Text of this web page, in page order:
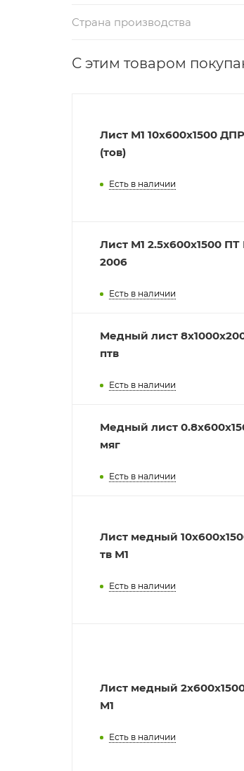
Страна производства
С этим товаром
Лист М1 10х600х1500
(тов)
Есть в наличии
Лист М1 2.5х600х1500 ПТ
2006
Есть в наличии
Медный лист
птв
Есть в наличии
Медный лист
мяг
Есть в наличии
Лист медный
тв М1
Есть в наличии
Лист медный
М1
Есть в наличии